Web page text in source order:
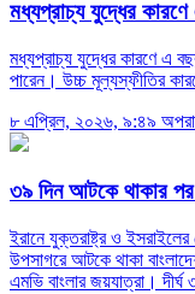
মধ্যপ্রাচ্য যুদ্ধের
মধ্যপ্রাচ্য যুদ্ধের কারণে এ
পারেন। উচ্চ মূল্যস্ফীতির
৮ এপ্রিল, ২০২৬, ৯:৪৯
৩৯ দিন আটকে থাকার পর
ইরানে যুক্তরাষ্ট্র ও
উপসাগরে আটকে থাকা
এমভি বাংলার জয়যাত্রা।